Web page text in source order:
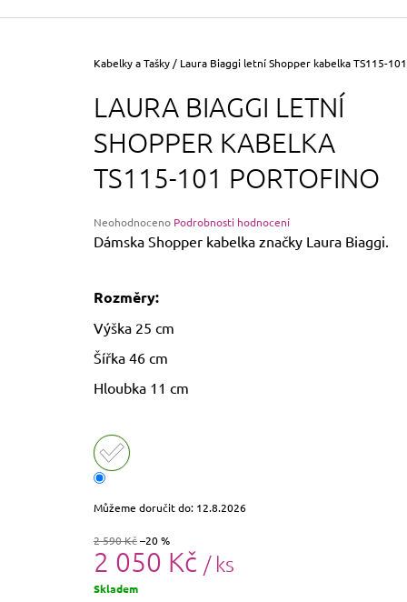
Domů
Kabelky a Tašky / Laura Biaggi letní Shopper kabelka TS115-
LAURA BIAGGI LETNÍ
SHOPPER KABELKA
TS115-101 PORTOFINO
Průměrné
hodnocení
z
hvězdiček.
Neohodnoceno Podrobnosti hodnocení
Dámska Shopper kabelka značky Laura Biaggi.
Rozměry:
Výška 25 cm
Šířka 46 cm
Hloubka 11 cm
Můžeme doručit do: 12.8.2026
2 590 Kč–20 %
2 050 Kč / ks
Měrná
Skladem